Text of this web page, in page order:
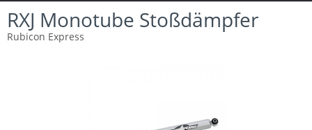
RXJ Monotube Stoßdämpfer
Rubicon Express